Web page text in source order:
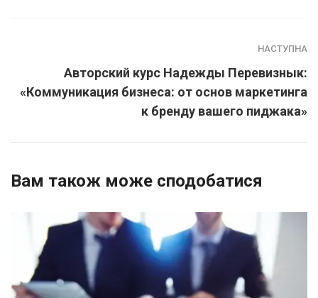
НАСТУПНА
Авторский курс Надежды Перевизнык:
«Коммуникация бизнеса: от основ маркетинга
к бренду вашего пиджака»
Вам також може сподобатися